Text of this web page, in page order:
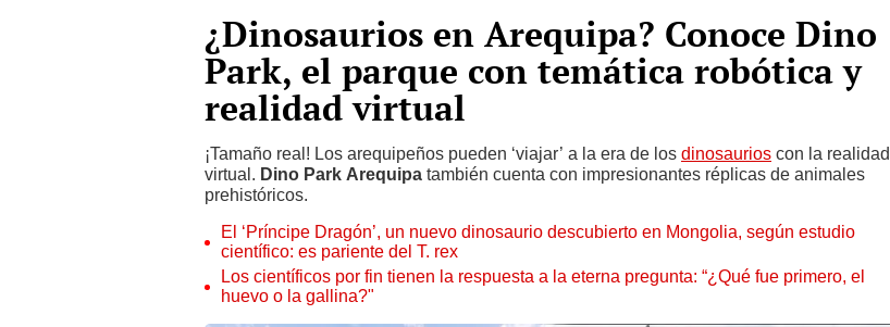
¿Dinosaurios en Arequipa? Conoce Dino
Park, el parque con temática robótica y
realidad virtual
¡Tamaño real! Los arequipeños pueden ‘viajar’ a la era de los dinosaurios con la realidad
virtual. Dino Park Arequipa también cuenta con impresionantes réplicas de animales
prehistóricos.
El ‘Príncipe Dragón’, un nuevo dinosaurio descubierto en Mongolia, según estudio
científico: es pariente del T. rex
Los científicos por fin tienen la respuesta a la eterna pregunta: “¿Qué fue primero, el
huevo o la gallina?"